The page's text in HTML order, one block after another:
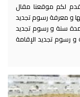
لكم موقعنا مقال
و معرفة رسوم تجديد
سنة و رسوم تجديد
و رسوم تجديد الإقامة